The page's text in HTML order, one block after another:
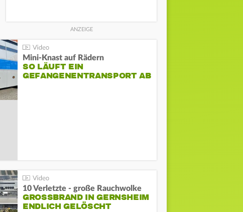
Mini-Knast auf Rädern
SO LÄUFT EIN
GEFANGENENTRANSPORT AB
10 Verletzte - große Rauchwolke
GROSSBRAND IN GERNSHEIM E
NDLICH GELÖSCHT